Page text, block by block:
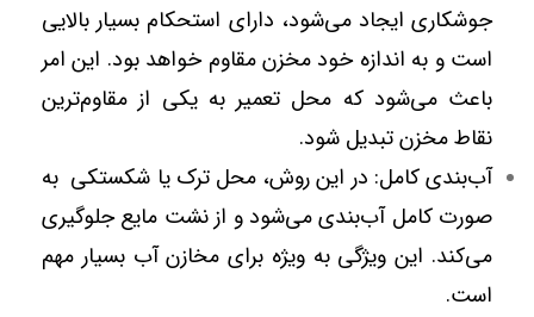
جوشکاری ایجاد می‌شود، دارای استحکام بسیار بالایی
است و به اندازه خود مخزن مقاوم خواهد بود. این امر
باعث می‌شود که محل تعمیر به یکی از مقاوم‌ترین
نقاط مخزن تبدیل شود.
آب‌بندی کامل: در این روش، محل ترک یا شکستکی به
صورت کامل آب‌بندی می‌شود و از نشت مایع جلوگیری
می‌کند. این ویژگی به ویژه برای مخازن آب بسیار مهم
است.